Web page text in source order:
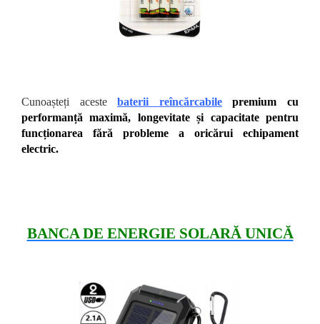
Cunoașteți acestebaterii reîncărcabilepremium cu
performanță maximă, longevitate și capacitate pentru
funcționarea fără probleme a oricărui echipament
electric.
BANCA DE ENERGIE SOLARĂ UNICĂ